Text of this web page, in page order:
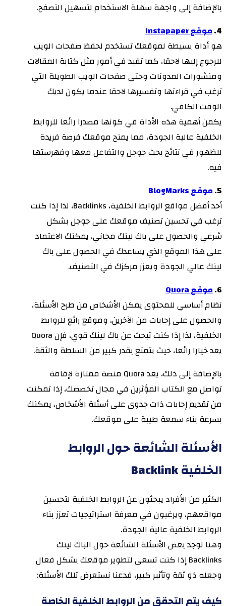
بالإضافة إلى واجهة سهلة الاستخدام لتسهيل التصفح.
4. موقع Instapaper
هو أداة بسيطة لموقعك تستخدم لحفظ صفحات الويب
للرجوع إليها لاحقا، كما تفيد في أمور مثل كتابة المقالات
ومنشورات المدونات وحتى صفحات الويب الطويلة التي
ترغب في قراءتها وتفسيرها لاحقا عندما يكون لديك
الوقت الكافي.
يكمن أهمية هذه الأداة في كونها مصدرا رائعا للروابط
الخلفية عالية الجودة، مما يمنح موقعك فرصة فريدة
للظهور في نتائج بحث جوجل والتفاعل معها وفهرستها
فيه.
5. موقع BlogMarks
أحد أفضل مواقع الروابط الخلفية، Backlinks، لذا إذا كنت
ترغب في تحسين تصنيف موقعك على جوجل بشكل
شرعي والحصول على باك لينك مجاني، يمكنك الاعتماد
على هذا الموقع الذي يساعدك في الحصول على باك
لينك عالي الجودة ويعزز مركزك في التصنيف.
6. موقع Quora
نظام أساسي للمحتوى يمكن الأشخاص من طرح الأسئلة،
والحصول على إجابات من الآخرين، وموقع رائع للروابط
الخلفية، لذا إذا كنت تبحث عن باك لينك قوي، فإن Quora
يعد خيارا رائعا، حيث يتمتع بقدر كبير من السلطة والثقة.
بالإضافة إلى ذلك، يعد Quora منصة ممتازة لإقامة
تواصل مع الكتاب المؤثرين في مجال تخصصك، إذا تمكنت
من تقديم إجابات ذات جدوى على أسئلة الأشخاص، يمكنك
بسرعة بناء سمعة طيبة على موقعك.
الأسئلة الشائعة حول الروابط
الخلفية Backlink
الكثير من الأفراد يبحثون عن الروابط الخلفية لتحسين
مواقعهم، ويرغبون في معرفة استراتيجيات تعزز بناء
الروابط الخلفية عالية الجودة.
وهنا توجد بعض الأسئلة الشائعة حول الباك لينك
Backlinks إذا كنت تسعى لتطوير موقعك بشكل فعال
وجعله ذو ثقة وتأثير كبير، فدعنا نستعرض تلك الأسئلة:
كيف يتم التحقق من الروابط الخلفية الخاصة